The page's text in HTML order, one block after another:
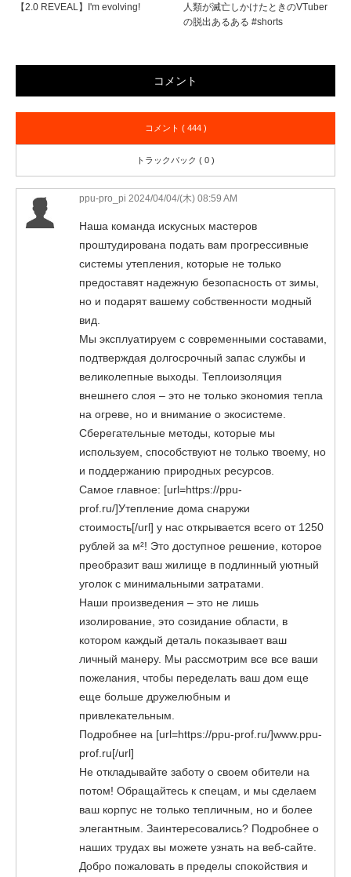
【2.0 REVEAL】I'm evolving!
人類が滅亡しかけたときのVTuber
の脱出あるある #shorts
コメント
コメント ( 444 )
トラックバック ( 0 )
ppu-pro_pi 2024/04/04/(木) 08:59 AM
Наша команда искусных мастеров
проштудирована подать вам прогрессивные
системы утепления, которые не только
предоставят надежную безопасность от зимы,
но и подарят вашему собственности модный
вид.
Мы эксплуатируем с современными составами,
подтверждая долгосрочный запас службы и
великолепные выходы. Теплоизоляция
внешнего слоя – это не только экономия тепла
на огреве, но и внимание о экосистеме.
Сберегательные методы, которые мы
используем, способствуют не только твоему, но
и поддержанию природных ресурсов.
Самое главное: [url=https://ppu-
prof.ru/]Утепление дома снаружи
стоимость[/url] у нас открывается всего от 1250
рублей за м²! Это доступное решение, которое
преобразит ваш жилище в подлинный уютный
уголок с минимальными затратами.
Наши произведения – это не лишь
изолирование, это созидание области, в
котором каждый деталь показывает ваш
личный манеру. Мы рассмотрим все все ваши
пожелания, чтобы переделать ваш дом еще
еще больше дружелюбным и
привлекательным.
Подробнее на [url=https://ppu-prof.ru/]www.ppu-
prof.ru[/url]
Не откладывайте заботу о своем обители на
потом! Обращайтесь к спецам, и мы сделаем
ваш корпус не только тепличным, но и более
элегантным. Заинтересовались? Подробнее о
наших трудах вы можете узнать на веб-сайте.
Добро пожаловать в пределы спокойствия и